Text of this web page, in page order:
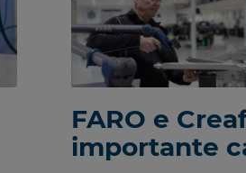
FARO e
importante